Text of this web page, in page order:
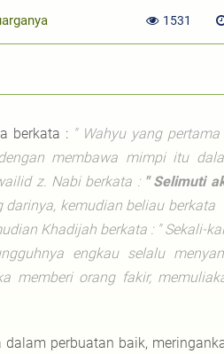
1531
berkata : " Wahyu yang
membawa mimpi itu
z. Nabi berkata : " Selimuti
kemudian beliau berkata
Khadijah berkata : " Sekali-
engkau selalu
memberi orang fakir,
perbuatan baik,